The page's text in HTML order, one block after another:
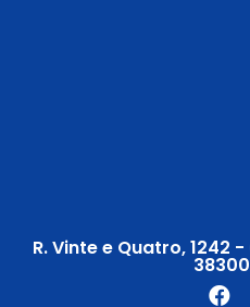
R. Vinte e Quatro, 1242